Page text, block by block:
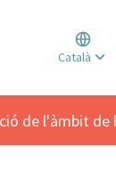
Català
de l'àmbit de